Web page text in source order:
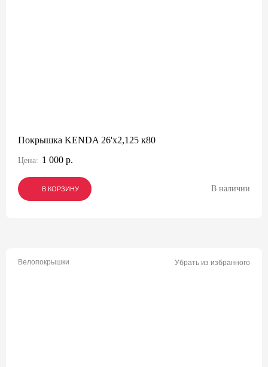
Покрышка KENDA 26'х2,125 к80
Цена: 1 000 р.
В КОРЗИНУ
В КОРЗИНУ
В КОРЗИНУ В наличии
Велопокрышки Убрать из избранного